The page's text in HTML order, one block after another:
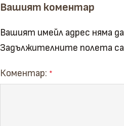
Вашият коментар
Вашият имейл адрес няма
Задължителните полета
Коментар: *